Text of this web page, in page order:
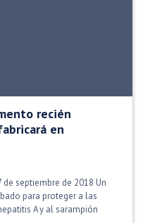
recién
en
de septiembre de 2018 Un
para proteger a las
A y al sarampión